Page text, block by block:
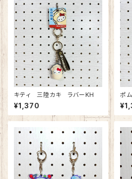
キティ 三陸カキ ラバーKH
¥1,370
ポ
バ